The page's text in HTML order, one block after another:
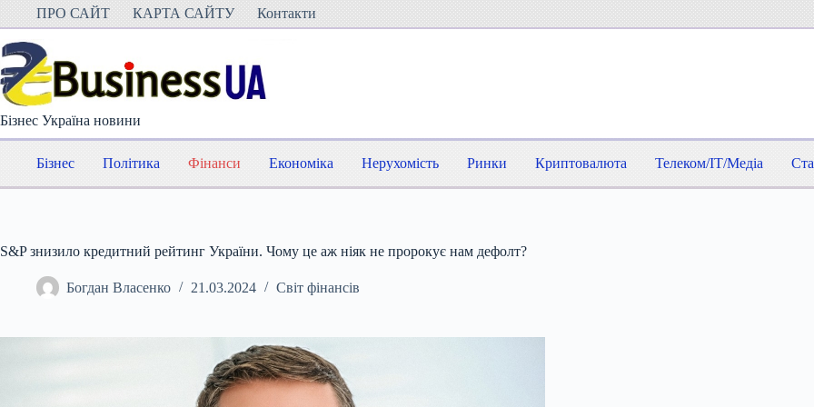
Перейти
вмісту
ПРО САЙТ КАРТА САЙТУ Контакти
Бізнес Україна новини
Бізнес Політика Фінанси Економіка Нерухомість Ринки Криптовалюта Телеком/IT/Медіа
S&P знизило кредитний рейтинг України. Чому це аж ніяк не пророкує нам дефолт?
Богдан Власенко 21.03.2024 Світ фінансів